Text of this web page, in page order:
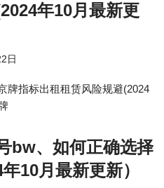
年10月最新更
日
牌指标出租租赁风险规避(2024
bw、如何正确选择
10月最新更新）